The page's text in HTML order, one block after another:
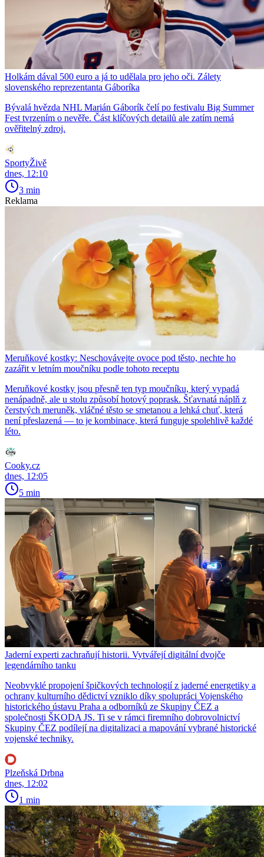
Holkám dával 500 euro a já to udělala pro jeho oči. Zálety
slovenského reprezentanta Gáboríka
Bývalá hvězda NHL Marián Gáborík čelí po festivalu Big Summer
Fest tvrzením o nevěře. Část klíčových detailů ale zatím nemá
ověřitelný zdroj.
SportyŽivě
dnes, 12:10
3 min
Reklama
Meruňkové kostky: Neschovávejte ovoce pod těsto, nechte ho
zazářit v letním moučníku podle tohoto receptu
Meruňkové kostky jsou přesně ten typ moučníku, který vypadá
nenápadně, ale u stolu způsobí hotový poprask. Šťavnatá náplň z
čerstvých meruněk, vláčné těsto se smetanou a lehká chuť, která
není přeslazená — to je kombinace, která funguje spolehlivě každé
léto.
Cooky.cz
dnes, 12:05
5 min
Jaderní experti zachraňují historii. Vytvářejí digitální dvojče
legendárního tanku
Neobvyklé propojení špičkových technologií z jaderné energetiky a
ochrany kulturního dědictví vzniklo díky spolupráci Vojenského
historického ústavu Praha a odborníků ze Skupiny ČEZ a
společnosti ŠKODA JS. Ti se v rámci firemního dobrovolnictví
Skupiny ČEZ podílejí na digitalizaci a mapování vybrané historické
vojenské techniky.
Plzeňská Drbna
dnes, 12:02
1 min